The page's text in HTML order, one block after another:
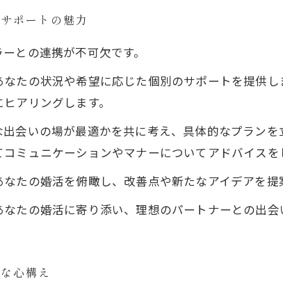
ポートの魅力
との連携が不可欠です。
たの状況や希望に応じた個別のサポートを提供
アリングします。
会いの場が最適かを共に考え、具体的なプラン
ミュニケーションやマナーについてアドバイスを
たの婚活を俯瞰し、改善点や新たなアイデアを提
たの婚活に寄り添い、理想のパートナーとの出
心構え